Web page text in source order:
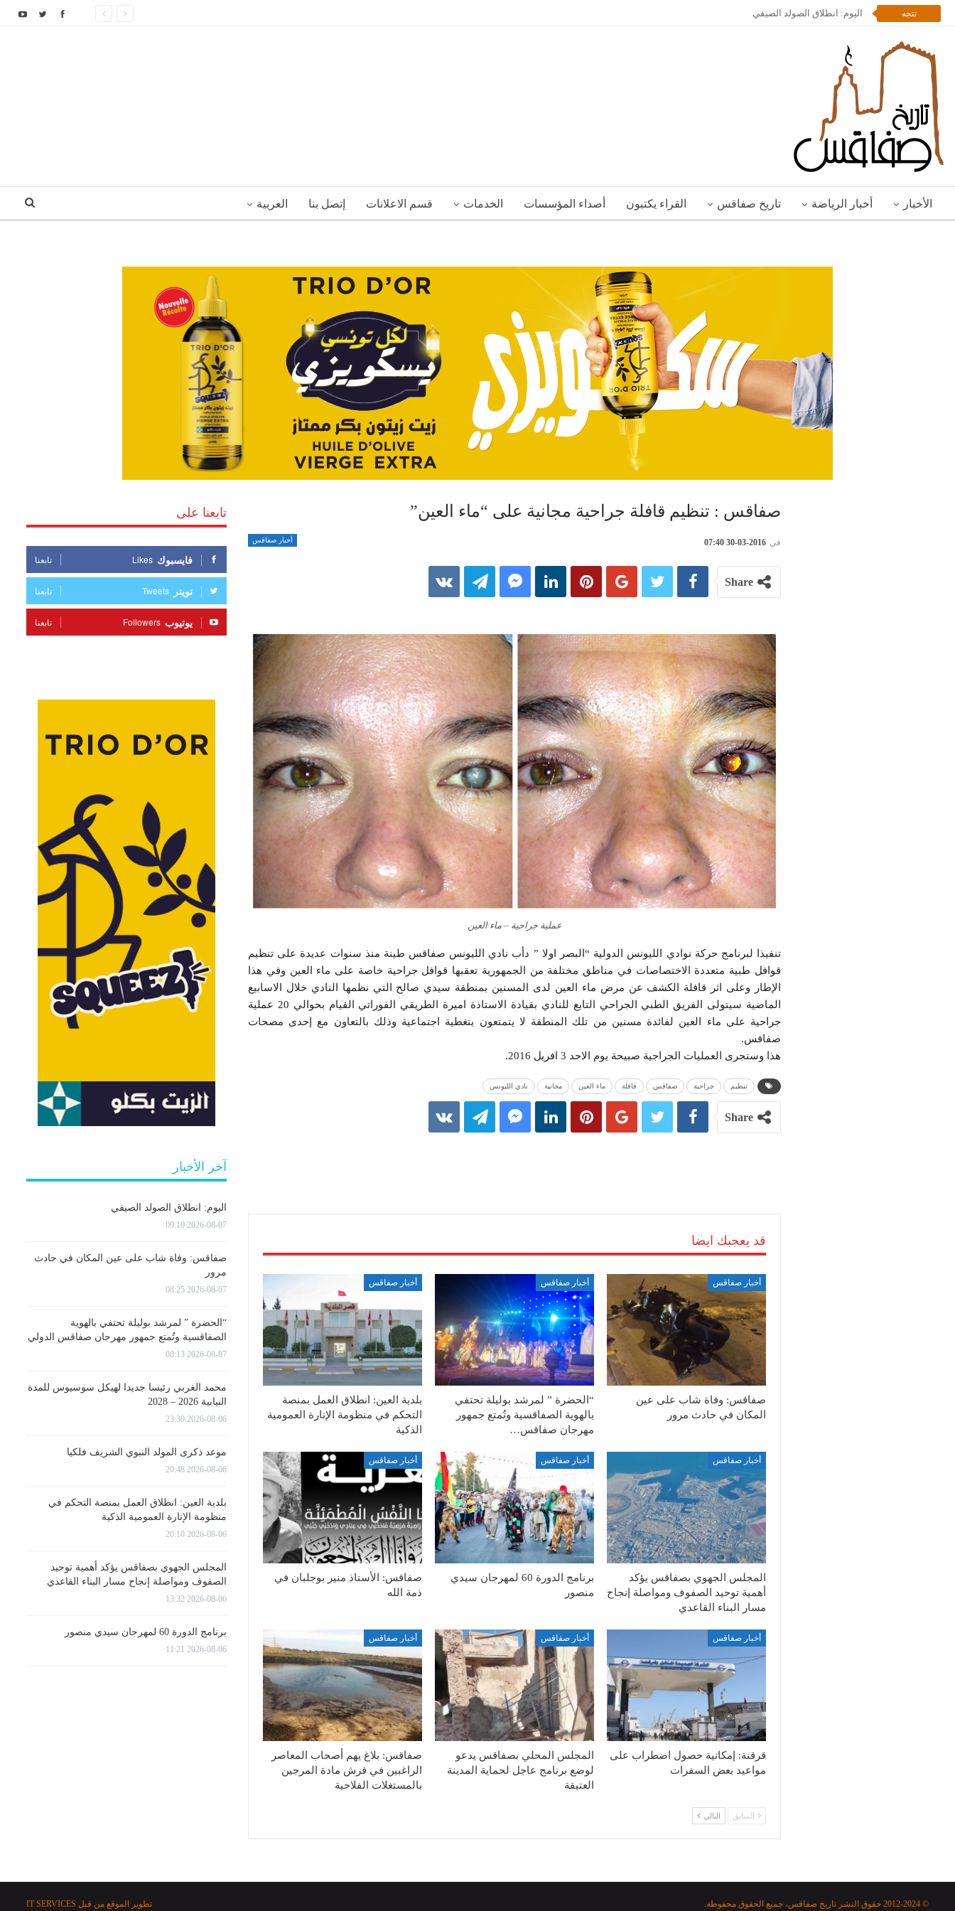
تتجه اليوم: انطلاق الصولد الصيفي
الأخبار أخبار الرياضة تاريخ صفاقس القراء يكتبون أصداء المؤسسات الخدمات قسم الاعلانات إتصل بنا العربية
صفاقس : تنظيم قافلة جراحية مجانية على “ماء العين”
أخبار صفاقس في 2016-03-30 07:40
Share
عملية جراحية – ماء العين
تنفيذا لبرنامج حركة نوادي الليونس الدولية “البصر اولا ” دأب نادي الليونس صفاقس طينة منذ سنوات عديدة على تنظيم
قوافل طبية متعددة الاختصاصات في مناطق مختلفة من الجمهورية تعقبها قوافل جراحية خاصة على ماء العين وفي هذا
الإطار وعلى اثر قافلة الكشف عن مرض ماء العين لدى المسنين بمنطقة سيدي صالح التي نظمها النادي خلال الاسابيع
الماضية سيتولى الفريق الطبي الجراحي التابع للنادي بقيادة الاستاذة اميرة الطريقي الفوراتي القيام بحوالي 20 عملية
جراحية على ماء العين لفائدة مسنين من تلك المنطقة لا يتمتعون بتغطية اجتماعية وذلك بالتعاون مع إحدى مصحات
صفاقس.
هذا وستجرى العمليات الجراجية صبيحة يوم الاحد 3 افريل 2016.
تنظيم جراحية صفاقس قافلة ماء العين مجانية نادي الليونس
Share
قد يعجبك ايضا
أخبار صفاقس
صفاقس: وفاة شاب على عين
المكان في حادث مرور
أخبار صفاقس
“الحضرة ” لمرشد بوليلة تحتفي
بالهوية الصفاقسية وتُمتع جمهور
مهرجان صفاقس…
أخبار صفاقس
بلدية العين: انطلاق العمل بمنصة
التحكم في منظومة الإنارة العمومية
الذكية
أخبار صفاقس
المجلس الجهوي بصفاقس يؤكد
أهمية توحيد الصفوف ومواصلة إنجاح
مسار البناء القاعدي
أخبار صفاقس
برنامج الدورة 60 لمهرجان سيدي
منصور
أخبار صفاقس
صفاقس: الأستاذ منير بوجلبان في
ذمة الله
أخبار صفاقس
قرقنة: إمكانية حصول اضطراب على
مواعيد بعض السفرات
أخبار صفاقس
المجلس المحلي بصفاقس يدعو
لوضع برنامج عاجل لحماية المدينة
العتيقة
أخبار صفاقس
صفاقس: بلاغ يهم أصحاب المعاصر
الراغبين في فرش مادة المرجين
بالمستغلات الفلاحية
السابق التالي
تابعنا على
فايسبوك Likes تابعنا
تويتر Tweets تابعنا
يوتيوب Followers تابعنا
آخر الأخبار
اليوم: انطلاق الصولد الصيفي
2026-08-07 09:10
صفاقس: وفاة شاب على عين المكان في حادث
مرور
2026-08-07 08:25
“الحضرة ” لمرشد بوليلة تحتفي بالهوية
الصفاقسية وتُمتع جمهور مهرجان صفاقس الدولي
2026-08-07 08:13
محمد الغربي رئيسا جديدا لهيكل سوسيوس للمدة
النيابية 2026 – 2028
2026-08-06 23:30
موعد ذكرى المولد النبوي الشريف فلكيا
2026-08-06 20:48
بلدية العين: انطلاق العمل بمنصة التحكم في
منظومة الإنارة العمومية الذكية
2026-08-06 20:10
المجلس الجهوي بصفاقس يؤكد أهمية توحيد
الصفوف ومواصلة إنجاح مسار البناء القاعدي
2026-08-06 13:32
برنامج الدورة 60 لمهرجان سيدي منصور
2026-08-06 11:21
© 2012-2024 حقوق النشر تاريخ صفاقس، جميع الحقوق محفوظة. تطوير الموقع من قبل IT SERVICES